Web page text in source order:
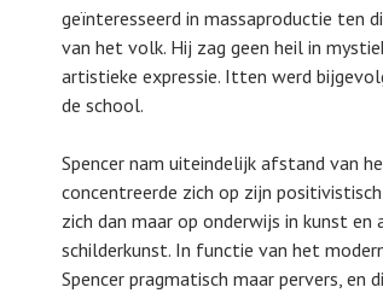
geïnteresseerd in massaproductie ten
van het volk. Hij zag geen heil in
artistieke expressie. Itten werd
de school.
Spencer nam uiteindelijk afstand van
concentreerde zich op zijn
zich dan maar op onderwijs in kunst
schilderkunst. In functie van het
Spencer pragmatisch maar pervers,